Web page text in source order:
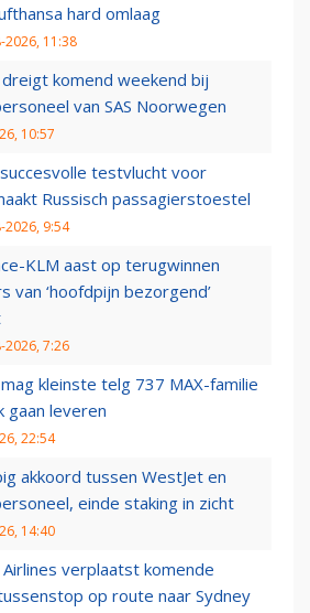
hard omlaag
2026, 11:38
dreigt komend weekend bij
van SAS Noorwegen
10:57
testvlucht voor
Russisch passagierstoestel
2026, 9:54
KLM aast op terugwinnen
van ‘hoofdpijn bezorgend’
2026, 7:26
kleinste telg 737 MAX-familie
gaan leveren
22:54
akkoord tussen WestJet en
einde staking in zicht
14:40
Airlines verplaatst komende
op route naar Sydney